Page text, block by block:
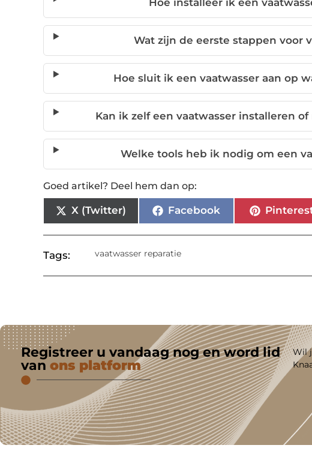
Wat zijn de eerste stappen voor
Hoe sluit ik een vaatwasser aan op
Kan ik zelf een vaatwasser installeren
Welke tools heb ik nodig om een
Goed artikel? Deel hem dan op:
X (Twitter) Facebook
Tags: vaatwasser reparatie
Registreer u vandaag nog en word lid
van ons platform
Wil